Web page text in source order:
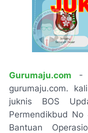
Gurumaju.com -
gurumaju.com.
juknis BOS
Permendikbud No
Bantuan